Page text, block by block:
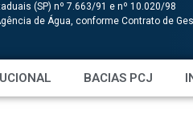
(SP) nº 7.663/91 e nº 10.020/98
de Água, conforme Contrato de
BACIAS PCJ